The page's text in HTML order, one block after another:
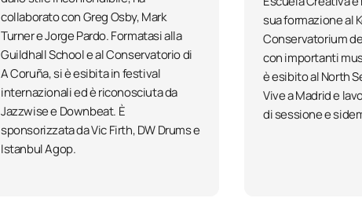
collaborato con Greg Osby, Mark
Turner e Jorge Pardo. Formatasi alla
Guildhall School e al Conservatorio di
A Coruña, si è esibita in festival
internazionali ed è riconosciuta da
Jazzwise e Downbeat. È
sponsorizzata da Vic Firth, DW Drums e
Istanbul Agop.
sua formazione al
Conservatorium
con importanti
è esibito al North
Vive a Madrid e
di sessione e